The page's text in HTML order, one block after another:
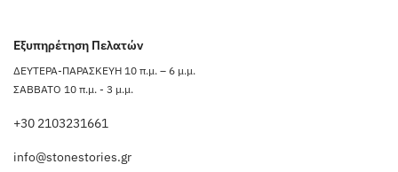
Εξυπηρέτηση Πελατών
ΔΕΥΤΕΡΑ-ΠΑΡΑΣΚΕΥΗ 10 π.μ. – 6 μ.μ.
ΣΑΒΒΑΤΟ 10 π.μ. - 3 μ.μ.
+30 2103231661
info@stonestories.gr